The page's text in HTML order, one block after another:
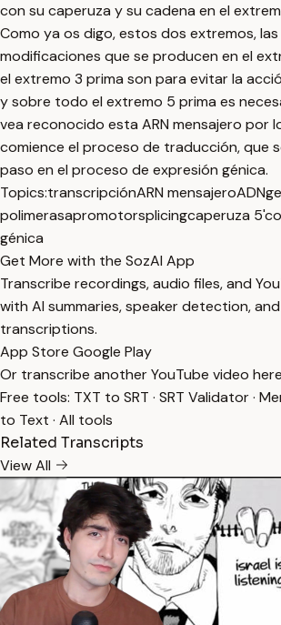
con su caperuza y su cadena en el
Como ya os digo, estos dos extremos,
modificaciones que se producen en el
el extremo 3 prima son para evitar la
y sobre todo el extremo 5 prima es
vea reconocido esta ARN mensajero por
comience el proceso de traducción, que
paso en el proceso de expresión génica.
Topics:transcripciónARN mensajeroADN
polimerasapromotorsplicingcaperuza 5'
génica
Get More with the SozAI App
Transcribe recordings, audio files, and
with AI summaries, speaker detection,
transcriptions.
App Store Google Play
Or transcribe another YouTube video
Free tools: TXT to SRT · SRT Validator·
to Text · All tools
Related Transcripts
View All